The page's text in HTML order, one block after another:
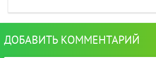
ДОБАВИТЬ КОММЕНТАРИЙ